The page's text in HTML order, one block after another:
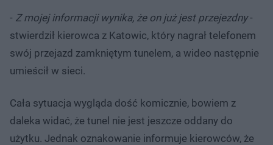
- Z mojej informacji wynika, że on już jest przejezdny-
stwierdził kierowca z Katowic, który nagrał telefonem
swój przejazd zamkniętym tunelem, a wideo następnie
umieścił w sieci.
Cała sytuacja wygląda dość komicznie, bowiem z
daleka widać, że tunel nie jest jeszcze oddany do
użytku. Jednak oznakowanie informuje kierowców, że